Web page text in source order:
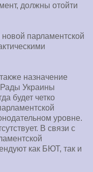
должны отойти
парламентской
назначение
Украины
будет четко
уровне.
В связи с
как БЮТ, так и